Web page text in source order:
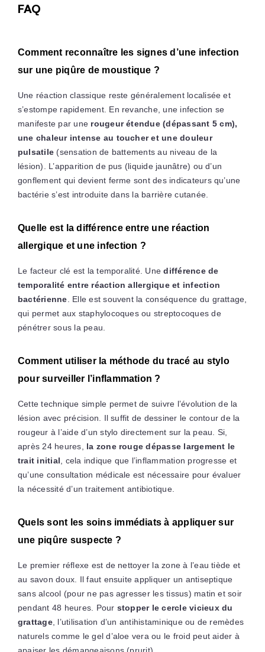
FAQ
Comment reconnaître les signes d’une infection
sur une piqûre de moustique ?
Une réaction classique reste généralement localisée et
s’estompe rapidement. En revanche, une infection se
manifeste par une rougeur étendue (dépassant 5 cm),
une chaleur intense au toucher et une douleur
pulsatile (sensation de battements au niveau de la
lésion). L’apparition de pus (liquide jaunâtre) ou d’un
gonflement qui devient ferme sont des indicateurs qu’une
bactérie s’est introduite dans la barrière cutanée.
Quelle est la différence entre une réaction
allergique et une infection ?
Le facteur clé est la temporalité. Unedifférence de
temporalité entre réaction allergique et infection
bactérienne . Elle est souvent la conséquence du grattage,
qui permet aux staphylocoques ou streptocoques de
pénétrer sous la peau.
Comment utiliser la méthode du tracé au stylo
pour surveiller l’inflammation ?
Cette technique simple permet de suivre l’évolution de la
lésion avec précision. Il suffit de dessiner le contour de la
rougeur à l’aide d’un stylo directement sur la peau. Si,
après 24 heures, la zone rouge dépasse largement le
trait initial , cela indique que l’inflammation progresse et
qu’une consultation médicale est nécessaire pour évaluer
la nécessité d’un traitement antibiotique.
Quels sont les soins immédiats à appliquer sur
une piqûre suspecte ?
Le premier réflexe est de nettoyer la zone à l’eau tiède et
au savon doux. Il faut ensuite appliquer un antiseptique
sans alcool (pour ne pas agresser les tissus) matin et soir
pendant 48 heures. Pour stopper le cercle vicieux du
grattage, l’utilisation d’un antihistaminique ou de remèdes
naturels comme le gel d’aloe vera ou le froid peut aider à
apaiser les démangeaisons (prurit).